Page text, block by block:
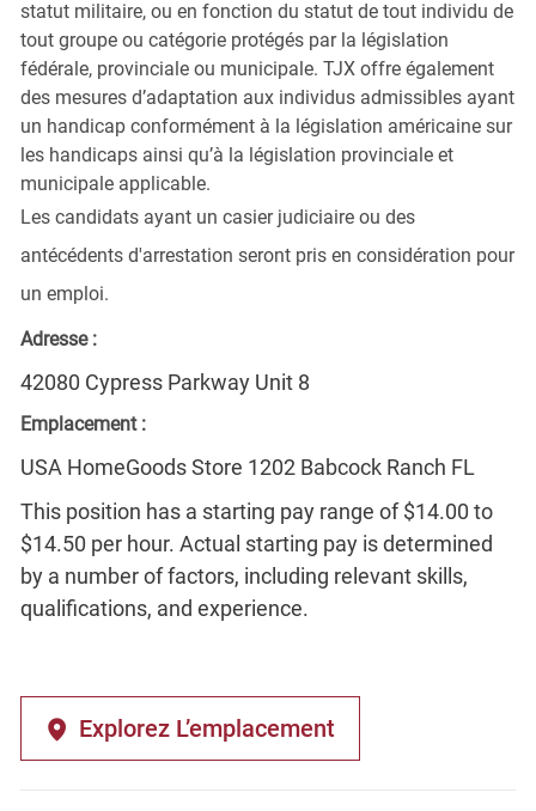
statut militaire, ou en fonction du statut de tout individu de
tout groupe ou catégorie protégés par la législation
fédérale, provinciale ou municipale. TJX offre également
des mesures d’adaptation aux individus admissibles ayant
un handicap conformément à la législation américaine sur
les handicaps ainsi qu’à la législation provinciale et
municipale applicable.
Les candidats ayant un casier judiciaire ou des
antécédents d'arrestation seront pris en considération pour
un emploi.
Adresse :
42080 Cypress Parkway Unit 8
Emplacement :
USA HomeGoods Store 1202 Babcock Ranch FL
This position has a starting pay range of $14.00 to
$14.50 per hour. Actual starting pay is determined
by a number of factors, including relevant skills,
qualifications, and experience.
Explorez L’emplacement